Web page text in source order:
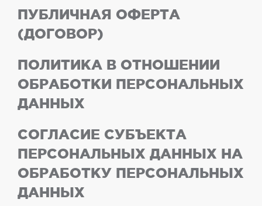
ПУБЛИЧНАЯ ОФЕРТА
(ДОГОВОР)
ПОЛИТИКА В ОТНОШЕНИИ
ОБРАБОТКИ ПЕРСОНАЛЬНЫХ
ДАННЫХ
СОГЛАСИЕ СУБЪЕКТА
ПЕРСОНАЛЬНЫХ ДАННЫХ НА
ОБРАБОТКУ ПЕРСОНАЛЬНЫХ
ДАННЫХ